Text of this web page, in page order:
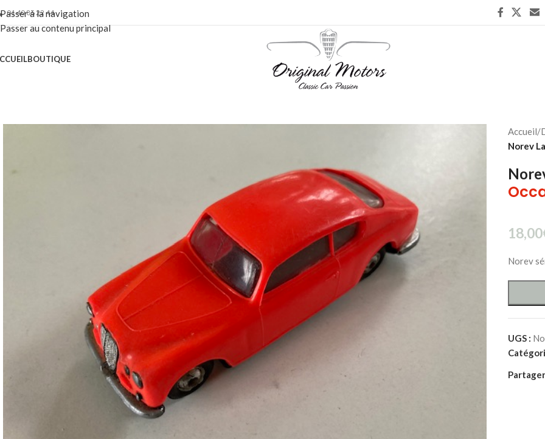
Passer à la navigation
Passer au contenu principal
01 40 86 22 44
BOUTIQUE
Accueil/
Norev
18,00
Norev
UGS :